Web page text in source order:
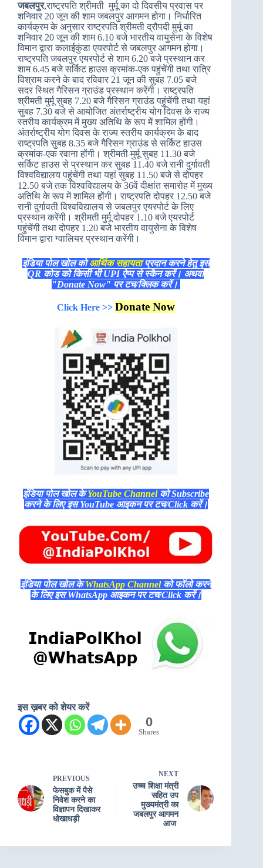
जबलपुर,राष्‍ट्रपति श्रीमती मुर्मू का दो दिवसीय प्रवास पर
शनिवार 20 जून की शाम जबलपुर आगमन होगा। निर्धारित
कार्यक्रम के अनुसार राष्‍ट्रपति श्रीमती द्रौपदी मुर्मू का
शनिवार 20 जून की शाम 6.10 बजे भारतीय वायुसेना के विशेष
विमान द्वारा कलाईकुंडा एयरपोर्ट से जबलपुर आगमन होगा।
राष्‍ट्रपति जबलपुर एयरपोर्ट से शाम 6.20 बजे प्रस्‍थान कर
शाम 6.45 बजे सर्किट हाउस क्रमांक-एक पहुंचेंगी तथा रात्रि
विश्राम करने के बाद रविवार 21 जून की सुबह 7.05 बजे
सदर स्थित गैरिसन ग्राउंड प्रस्‍थान करेंगी। राष्‍ट्रपति
श्रीमती मुर्मू सुबह 7.20 बजे गैरिसन ग्राउंड पहुंचेंगी तथा यहां
सुबह 7.30 बजे से आयोजित अंतर्राष्‍ट्रीय योग दिवस के राज्‍य
स्‍तरीय कार्यक्रम में मुख्‍य अतिथि के रूप में शामिल होंगी।
अंतर्राष्‍ट्रीय योग दिवस के राज्‍य स्‍तरीय कार्यक्रम के बाद
राष्‍ट्रपति सुबह 8.35 बजे गैरिसन ग्राउंड से सर्किट हाउस
क्रमांक-एक रवाना होंगी। श्रीमती मुर्मू सुबह 11.30 बजे
सर्किट हाउस से प्रस्‍थान कर सुबह 11.40 बजे रानी दुर्गावती
विश्‍वविद्यालय पहुंचेंगी तथा यहां सुबह 11.50 बजे से दोपहर
12.50 बजे तक विश्‍वविद्यालय के 36वें दीक्षांत समारोह में मुख्‍य
अतिथि के रूप में शामिल होंगी। राष्‍ट्रपति दोपहर 12.50 बजे
रानी दुर्गावती विश्‍वविद्यालय से जबलपुर एयरपोर्ट के लिए
प्रस्‍थान करेंगी। श्रीमती मुर्मू दोपहर 1.10 बजे एयरपोर्ट
पहुंचेंगी तथा दोपहर 1.20 बजे भारतीय वायुसेना के विशेष
विमान द्वारा ग्‍वालियर प्रस्‍थान करेंगी।
इंडिया पोल खोल कोआर्थिक सहायताप्रदान करने हेतु इस
QR कोड को किसी भी UPI ऐप्प से स्कैन करें। अथवा
"Donate Now" पर टच/क्लिक करें।
Click Here >> Donate Now
इंडिया पोल खोल केYouTube Channelको Subscribe
करने के लिए इस YouTube आइकन पर टच/Click करें।
इंडिया पोल खोल केWhatsApp Channelको फॉलो करने
के लिए इस WhatsApp आइकन पर टच/Click करें।
इस ख़बर को शेयर करें
0
Shares
PREVIOUS
फेसबुक में पैसे
निवेश करने का
विज्ञापन दिखाकर
धोखाधड़ी
NEXT
उच्च शिक्षा मंत्री
सहित उप
मुख्‍यमंत्री का
जबलपुर आगमन
आज